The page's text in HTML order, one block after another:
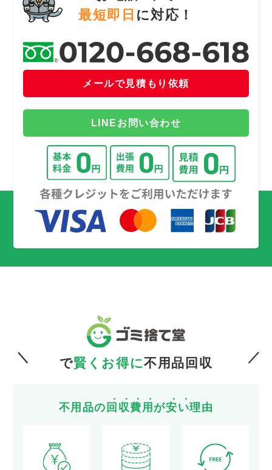
最短即日 に対応！
メールで見積もり依頼
LINEお問い合わせ
で賢くお得に不用品回収
不用品の 回 収費用 が安い理由